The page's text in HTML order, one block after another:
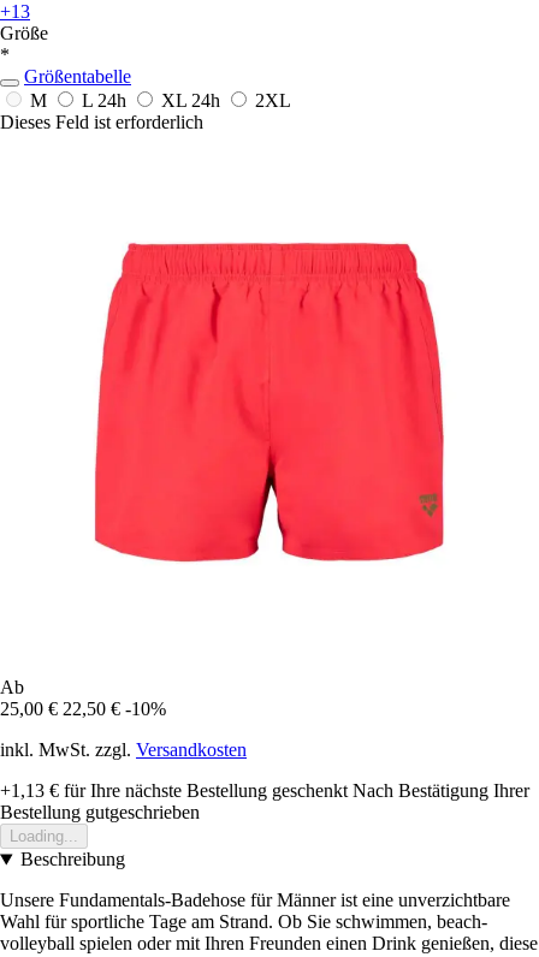
+13
Größe
*
Größentabelle
M
L 24h XL 24h
2XL
Dieses Feld ist erforderlich
Ab
25,00 € 22,50 € -10%
inkl. MwSt. zzgl. Versandkosten
+1,13 € für Ihre nächste Bestellung geschenkt Nach Bestätigung Ihrer
Bestellung gutgeschrieben
Loading...
Beschreibung
Unsere Fundamentals-Badehose für Männer ist eine unverzichtbare
Wahl für sportliche Tage am Strand. Ob Sie schwimmen, beach-
volleyball spielen oder mit Ihren Freunden einen Drink genießen, diese